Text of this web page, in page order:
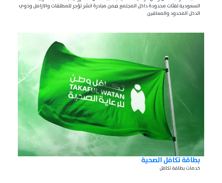
السعودية لفئات محدودة داخل المجتمع ضمن مبادرة انشر تؤجر للمطلقات والارامل وذوي
الدخل المحدود والمعاقين
بطاقة تكافل الصحية
خدمات بطاقة تكافل